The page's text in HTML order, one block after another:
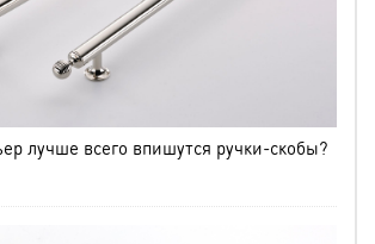
лучше всего впишутся ручки-скобы?